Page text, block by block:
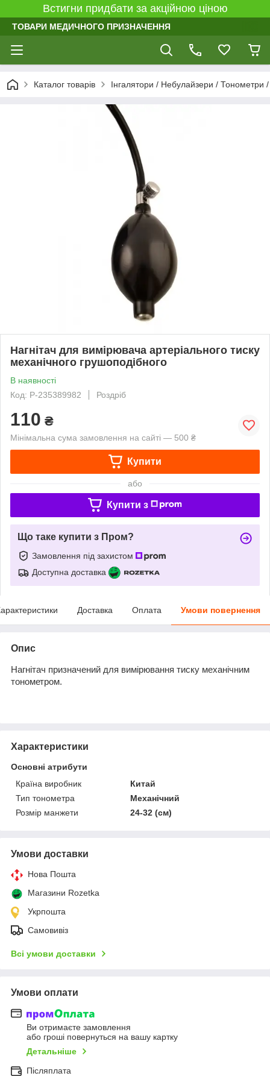
Встигни придбати за акційною ціною
ТОВАРИ МЕДИЧНОГО ПРИЗНАЧЕННЯ
Каталог товарів Інгалятори / Небулайзери / Тонометри
Нагнітач для вимірювача артеріального тиску
механічного грушоподібного
В наявності
Код: P-235389982
Роздріб
110 ₴
Мінімальна сума замовлення на сайті — 500 ₴
Купити
або
Купити з
Що таке купити з Пром?
Замовлення під захистом
Доступна доставка
Доставка Оплата Умови повернення
Опис
Нагнітач призначений для вимірювання тиску механічним
тонометром.
Характеристики
Основні атрибути
Країна виробник
Китай
Тип тонометра
Механічний
Розмір манжети
24-32 (см)
Умови доставки
Нова Пошта
Магазини Rozetka
Укрпошта
Самовивіз
Всі умови доставки
Умови оплати
Ви отримаєте замовлення
або гроші повернуться на вашу картку
Детальніше
Післяплата